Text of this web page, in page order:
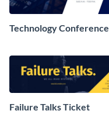
Technology Conference
Failure Talks Ticket